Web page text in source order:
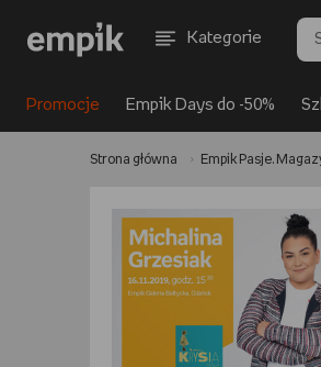
Kategorie
Promocje Empik Days do -50%
Strona główna Empik Pasje.